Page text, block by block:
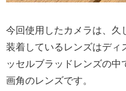
今回使用したカメラは、久
装着しているレンズはディ
ッセルブラッドレンズの中
画角のレンズです。